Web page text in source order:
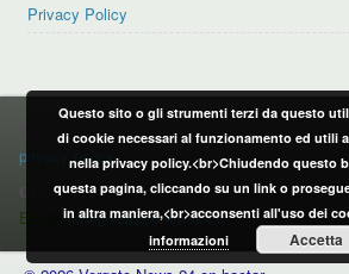
Privacy Policy
PRIVACY POLICY
privacy policy
CONTATTI:
Email:info@vergatonews24.it
Questo sito o gli strumenti terzi da questo
di cookie necessari al funzionamento ed utili
nella privacy policy.<br>Chiudendo questo
questa pagina, cliccando su un link o
in altra maniera,<br>acconsenti all'uso dei
informazioni
Accetta